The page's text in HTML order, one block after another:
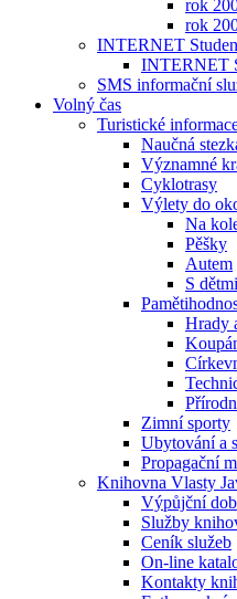
rok
rok
INTERNET
INTERNET
SMS informační
Volný čas
Turistické
Naučná
Významné
Cyklotrasy
Výlety do
Na
Pěšky
Autem
S dětmi
Hrady
Zimní sporty
Ubytování a
Propagační
Knihovna Vlasty
Výpůjční
Služby
Ceník služeb
On-line
Kontakty